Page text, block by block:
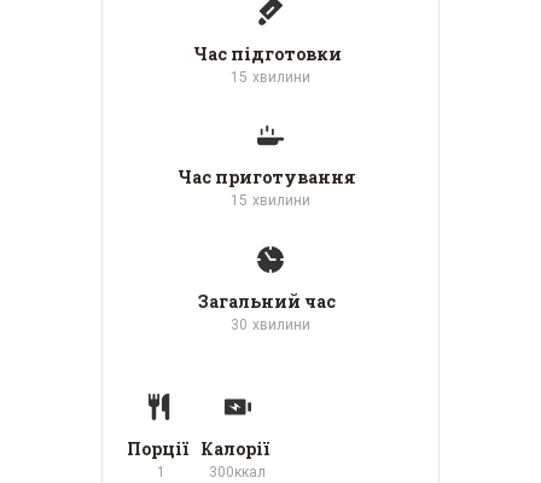
Час підготовки
15 хвилини
Час приготування
15 хвилини
Загальний час
30 хвилини
Порції
1
Калорії
300ккал